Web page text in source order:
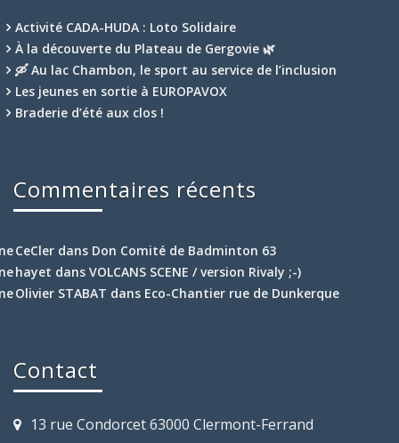
Activité CADA-HUDA : Loto Solidaire
À la découverte du Plateau de Gergovie 🌿
🛶 Au lac Chambon, le sport au service de l’inclusion
Les jeunes en sortie à EUROPAVOX
Braderie d’été aux clos !
Commentaires récents
CeCler dans Don Comité de Badminton 63
hayet dans VOLCANS SCENE / version Rivaly ;-)
Olivier STABAT dans Eco-Chantier rue de Dunkerque
Contact
13 rue Condorcet 63000 Clermont-Ferrand